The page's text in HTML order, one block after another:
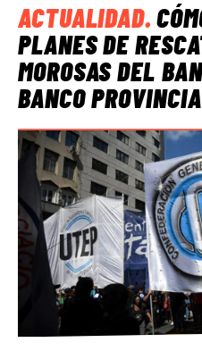
ACTUALIDAD.
PLANES DE
MOROSAS DEL
BANCO PROVINCIA